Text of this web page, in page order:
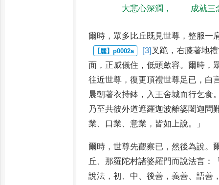
大悲心深潤 ， 成就三
爾時 ， 眾多比丘既見世尊 ，整服一
[3]叉 跪 ，右膝著地
面 ， 正威儀住 ，低頭斂容。爾時 ，
往近世尊 ，復更頂禮世尊足已 ， 白
晨朝著衣持鉢 ， 入王舍城而行乞食
乃至共彼外道遮羅迦波離婆闍迦問
業、 口業、意業 ， 皆如上說。」
爾時 ，世尊先觀察已 ，然後為說。
丘 、那羅陀村諸婆羅門而說法言 ：
說法 ，初、 中 、後善 ，義善、語善